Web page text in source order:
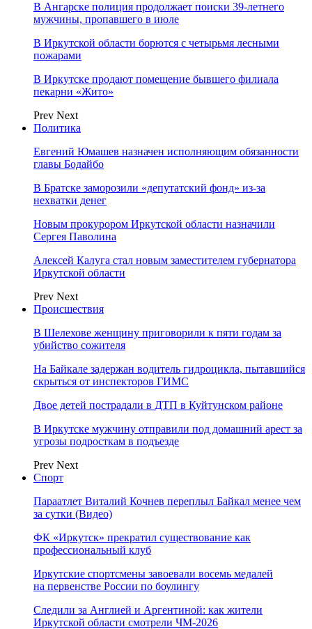
В Ангарске полиция продолжает поиски 39-летнего
мужчины, пропавшего в июле
В Иркутской области борются с четырьмя лесными
пожарами
В Иркутске продают помещение бывшего филиала
пекарни «Жито»
Prev Next
Политика
Евгений Юмашев назначен исполняющим обязанности
главы Бодайбо
В Братске заморозили «депутатский фонд» из‑за
нехватки денег
Новым прокурором Иркутской области назначили
Сергея Паволина
Алексей Калуга стал новым заместителем губернатора
Иркутской области
Prev Next
Происшествия
В Шелехове женщину приговорили к пяти годам за
убийство сожителя
На Байкале задержан водитель гидроцикла, пытавшийся
скрыться от инспекторов ГИМС
Двое детей пострадали в ДТП в Куйтунском районе
В Иркутске мужчину отправили под домашний арест за
угрозы подросткам в подъезде
Prev Next
Спорт
Параатлет Виталий Кочнев переплыл Байкал менее чем
за сутки (Видео)
ФК «Иркутск» прекратил существование как
профессиональный клуб
Иркутские спортсмены завоевали восемь медалей
на первенстве России по боулингу
Следили за Англией и Аргентиной: как жители
Иркутской области смотрели ЧМ-2026